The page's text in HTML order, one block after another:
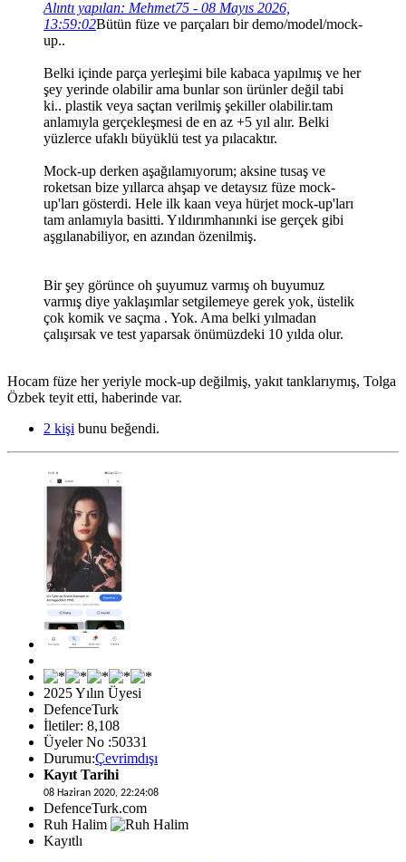
Alıntı yapılan: Mehmet75 - 08 Mayıs 2026,
13:59:02Bütün füze ve parçaları bir demo/model/mock-
up..
Belki içinde parça yerleşimi bile kabaca yapılmış ve her
şey yerinde olabilir ama bunlar son ürünler değil tabi
ki.. plastik veya saçtan verilmiş şekiller olabilir.tam
anlamıyla gerçekleşmesi de en az +5 yıl alır. Belki
yüzlerce ufaklı büyüklü test ya pılacaktır.
Mock-up derken aşağılamıyorum; aksine tusaş ve
roketsan bize yıllarca ahşap ve detaysız füze mock-
up'ları gösterdi. Hele ilk kaan veya hürjet mock-up'ları
tam anlamıyla basitti. Yıldırımhanınki ise gerçek gibi
aşgılanabiliyor, en azından özenilmiş.
Bir şey görünce oh şuyumuz varmış oh buyumuz
varmış diye yaklaşımlar setgilemeye gerek yok, üstelik
çok komik ve saçma . Yok. Ama belki yılmadan
çalışırsak ve test yaparsak önümüzdeki 10 yılda olur.
Hocam füze her yeriyle mock-up değilmiş, yakıt tanklarıymış, Tolga
Özbek teyit etti, haberinde var.
2 kişi bunu beğendi.
2025 Yılın Üyesi
DefenceTurk
İletiler: 8,108
Üyeler No :50331
Durumu:Çevrimdışı
Kayıt Tarihi
08 Haziran 2020, 22:24:08
DefenceTurk.com
Ruh Halim
Kayıtlı